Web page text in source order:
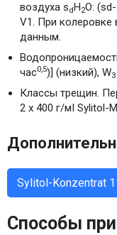
воздуха sdH2O:
V1. При колеровке
данным.
час0,5)] (низкий), W3
Классы трещин.
2 x 400 г/мІ Sylitol-
Sylitol-Konzentrat
Способы